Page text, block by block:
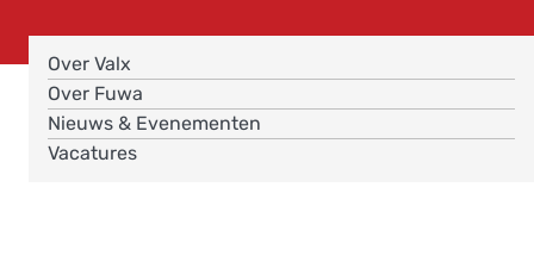
Over Valx
Over Fuwa
Nieuws & Evenementen
Vacatures